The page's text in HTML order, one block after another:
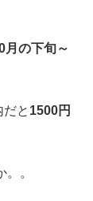
月の下旬～
と 1500円
。